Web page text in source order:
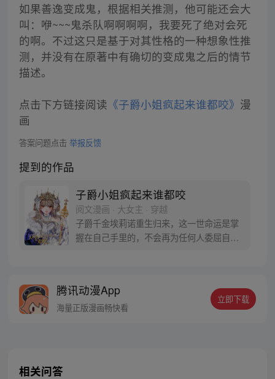
如果善逸变成鬼，根据相关推测，他可能还会大
叫：咿~~~鬼杀队啊啊啊啊，我要死了绝对会死
的啊。不过这只是基于对其性格的一种想象性推
测，并没有在原著中有确切的变成鬼之后的情节
描述。
点击下方链接阅读 《子爵小姐疯起来谁都咬》 漫
画
答案问题点击 举报反馈
提到的作品
子爵小姐疯起来谁都咬
阅文漫画 · 大女主 · 穿越
子爵千金埃莉诺重生归来，这一世命运是掌
握在自己手里的，不会再为任何人委屈自
腾讯动漫App
海量正版漫画畅快看
立即下载
相关问答